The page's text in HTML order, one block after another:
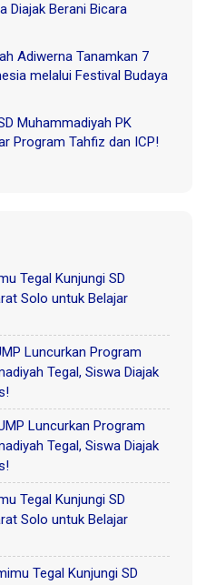
Diajak Berani Bicara
Adiwerna Tanamkan 7
melalui Festival Budaya
Muhammadiyah PK
Program Tahfiz dan ICP!
Tegal Kunjungi SD
Solo untuk Belajar
Luncurkan Program
Tegal, Siswa Diajak
Luncurkan Program
Tegal, Siswa Diajak
Tegal Kunjungi SD
Solo untuk Belajar
Tegal Kunjungi SD